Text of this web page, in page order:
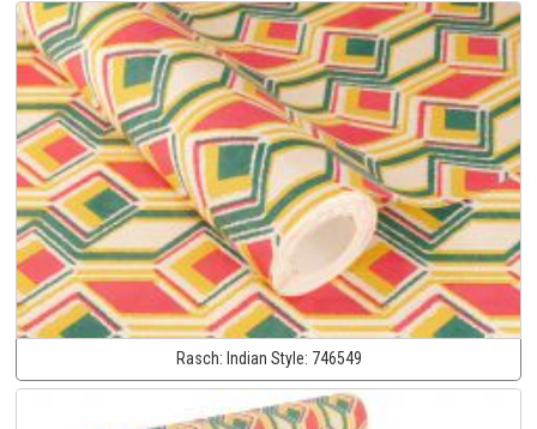
Rasch: Indian Style: 746549